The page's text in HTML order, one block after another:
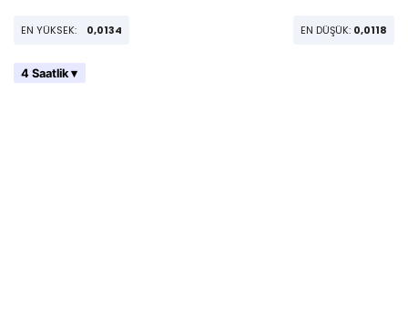
EN YÜKSEK: 0,0134 EN DÜŞÜK: 0,0118
4 Saatlik ▾